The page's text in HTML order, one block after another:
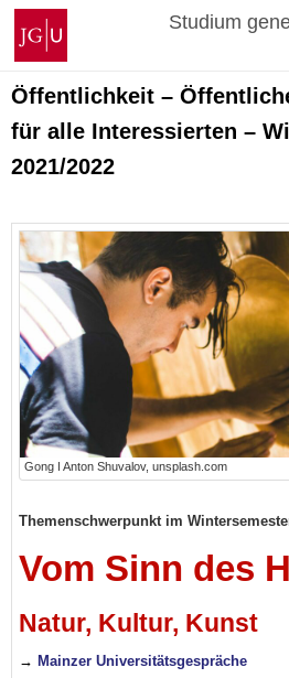
Zum
Inhalt
springen
Johannes
Gutenberg-
Universität
Mainz
Studium
Öffentlichkeit –
für alle Interessierten –
2021/2022
Gong ǀ Anton Shuvalov, unsplash.com
Themenschwerpunkt im
Vom Sinn des
Natur, Kultur, Kunst
→Mainzer Universitätsgespräche